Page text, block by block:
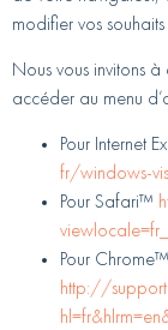
modifier vos
Nous vous invitons
accéder au menu
Pour Internet
fr/windows-
Pour Safari™
Pour Chrome™
http://